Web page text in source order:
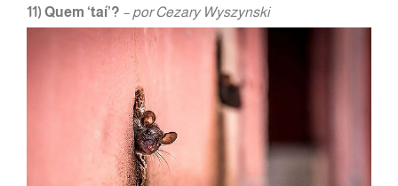
11) Quem ‘taí’? – por Cezary Wyszynski